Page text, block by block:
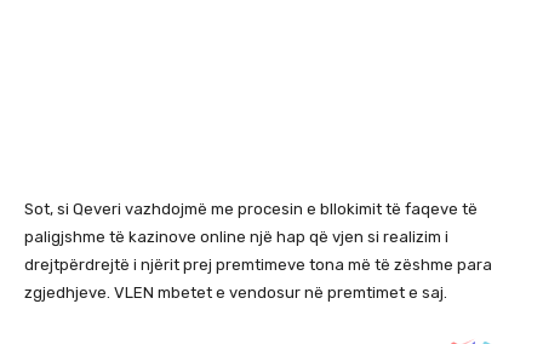
Sot, si Qeveri vazhdojmë me procesin e bllokimit të faqeve të
paligjshme të kazinove online një hap që vjen si realizim i
drejtpërdrejtë i njërit prej premtimeve tona më të zëshme para
zgjedhjeve. VLEN mbetet e vendosur në premtimet e saj.